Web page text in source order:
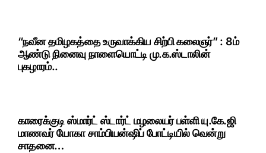
“நவீன தமிழகத்தை உருவாக்கிய சிற்பி கலைஞர்” : 8ம்
ஆண்டு நினைவு நாளையொட்டி மு.க.ஸ்டாலின்
புகழாரம்..
காரைக்குடி ஸ்மார்ட் ஸ்டார்ட் மழலையர் பள்ளி யு.கே.ஜி
மாணவர் யோகா சாம்பியன்ஷிப் போட்டியில் வென்று
சாதனை…